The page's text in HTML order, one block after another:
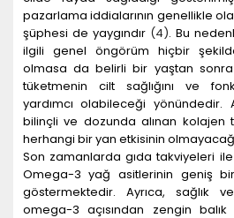
pazarlama iddialarının genellikle
şüphesi de yaygındır (4). Bu
ilgili genel öngörüm hiçbir
olmasa da belirli bir yaştan
tüketmenin cilt sağlığını ve
yardımcı olabileceği yönündedir.
bilinçli ve dozunda alınan kolajen
herhangi bir yan etkisinin
Son zamanlarda gıda takviyeleri
Omega-3 yağ asitlerinin geniş bir
göstermektedir. Ayrıca, sağlık
omega-3 açısından zengin